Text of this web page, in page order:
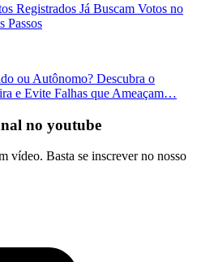
Registrados Já Buscam Votos no
Passos
ou Autônomo? Descubra o
e Evite Falhas que Ameaçam…
no youtube
vídeo. Basta se inscrever no nosso